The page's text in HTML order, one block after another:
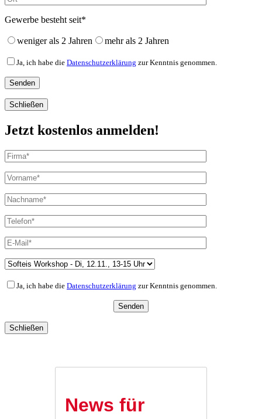
Gewerbe besteht seit*
weniger als 2 Jahren mehr als 2 Jahren
Ja, ich habe die Datenschutzerklärung zur Kenntnis genommen.
Schließen
Jetzt kostenlos anmelden!
Ja, ich habe die Datenschutzerklärung zur Kenntnis genommen.
Schließen